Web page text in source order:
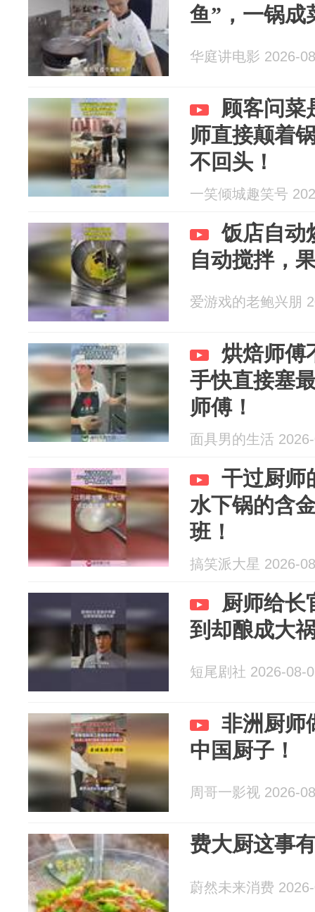
鱼”，一锅成
华庭讲电影 2026-
顾客问菜
师直接颠着
不回头！
一笑倾城趣笑号
饭店自动
自动搅拌，
爱游戏的老鲍兴朋
烘焙师傅
手快直接塞
师傅！
面具男的生活
干过厨师
水下锅的含
班！
搞笑派大星 2026-
厨师给长
到却酿成大
短尾剧社 2026-08-
非洲厨师
中国厨子！
周哥一影视 2026-
费大厨这事
蔚然未来消费